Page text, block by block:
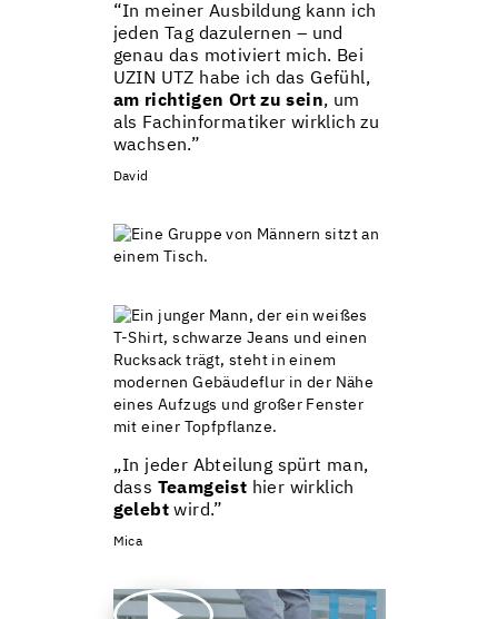
“In meiner Ausbildung kann ich
jeden Tag dazulernen – und
genau das motiviert mich. Bei
UZIN UTZ habe ich das Gefühl,
am richtigen Ort zu sein, um
als Fachinformatiker wirklich zu
wachsen.”
David
„In jeder Abteilung spürt man,
dass Teamgeist hier wirklich
gelebtwird.”
Mica